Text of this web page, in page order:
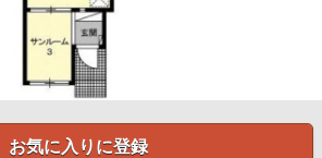
お気に入りに登録